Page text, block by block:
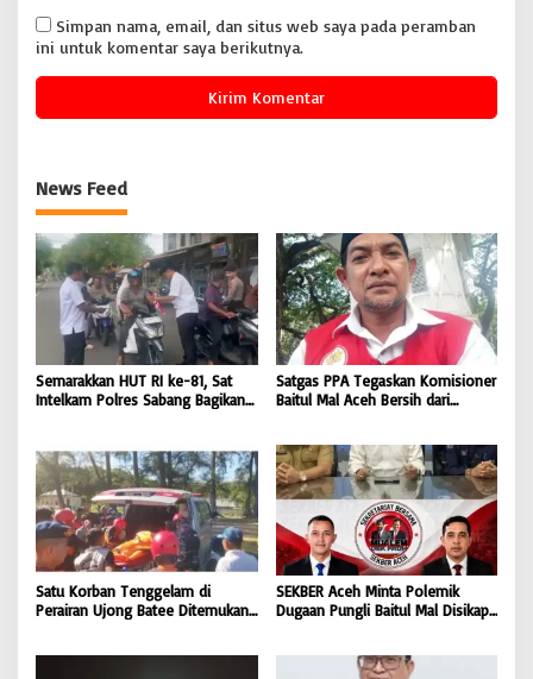
Simpan nama, email, dan situs web saya pada peramban
ini untuk komentar saya berikutnya.
News Feed
Semarakkan HUT RI ke-81, Sat
Intelkam Polres Sabang Bagikan
BONGKAR’Perkara.com
Satgas PPA Tegaskan Komisioner
Baitul Mal Aceh Bersih dari
Penyebaran Hoaks | BONGKAR
‘Perkara.com
Satu Korban Tenggelam di
Perairan Ujong Batee Ditemukan,
SEKBER Aceh Minta Polemik
Dugaan Pungli Baitul Mal Disikapi
BONGKAR ‘Perkara.com